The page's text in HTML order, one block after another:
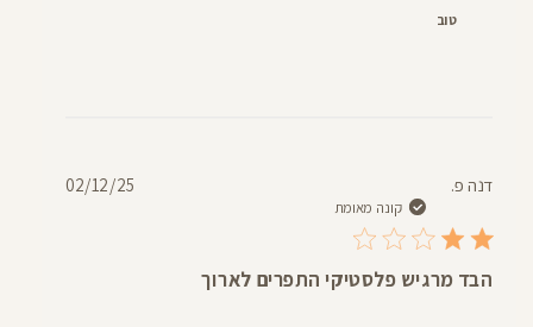
טוב
דנה פ.
קונה מאומת
הבד מרגיש פלסטיקי התפרים לארוך
תאריך02/12/25